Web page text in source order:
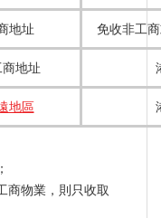
地址 免收非工
地址
地區
商物業，則只收取